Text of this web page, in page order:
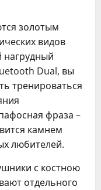
золотым
видов
нагрудный
Dual, вы
тренироваться
фраза –
камнем
любителей.
с костною
отдельного